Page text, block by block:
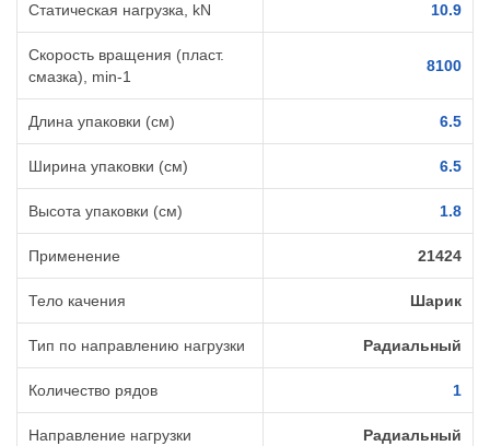
Статическая нагрузка, kN 10.9
Скорость вращения (пласт.
смазка), min-1
8100
Длина упаковки (см) 6.5
Ширина упаковки (см) 6.5
Высота упаковки (см) 1.8
Применение 21424
Тело качения Шарик
Тип по направлению нагрузки Радиальный
Количество рядов 1
Направление нагрузки Радиальный